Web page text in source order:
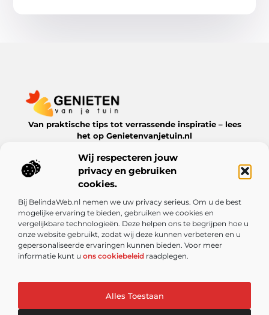
Wij respecteren jouw
privacy en gebruiken
cookies.
Bij BelindaWeb.nl nemen we uw privacy serieus. Om u de best
mogelijke ervaring te bieden, gebruiken we cookies en
vergelijkbare technologieën. Deze helpen ons te begrijpen hoe u
onze website gebruikt, zodat wij deze kunnen verbeteren en u
gepersonaliseerde ervaringen kunnen bieden. Voor meer
informatie kunt u ons cookiebeleid raadplegen.
Alles Toestaan
Van praktische tips tot verrassende inspiratie – lees
het op Genietenvanjetuin.nl
leefomgeving te bieden heeft.
Bericht categorie
Onze informatie